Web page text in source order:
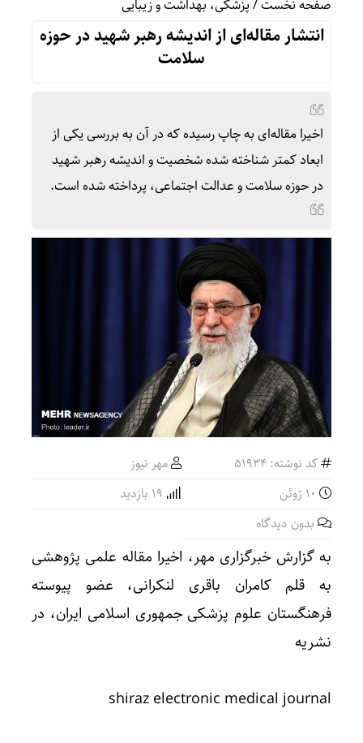
صفحه نخست/پزشکی، بهداشت و زیبایی
انتشار مقاله‌ای از اندیشه رهبر شهید در حوزه
سلامت
اخیرا مقاله‌ای به چاپ رسیده که در آن به بررسی یکی از
ابعاد کمتر شناخته‌ شده شخصیت و اندیشه رهبر شهید
در حوزه سلامت و عدالت اجتماعی، پرداخته شده است.
کد نوشته: 51934
مهر نیوز
بدون دیدگاه
به گزارش خبرگزاری مهر، اخیرا مقاله‌ علمی پژوهشی
به قلم کامران باقری لنکرانی، عضو پیوسته
فرهنگستان علوم پزشکی جمهوری اسلامی ایران، در
نشریه
shiraz electronic medical journal